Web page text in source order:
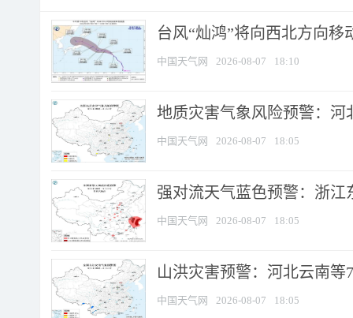
台风“灿鸿”将向西北方向移
中国天气网 2026-08-07 18:10
地质灾害气象风险预警：河
中国天气网 2026-08-07 18:05
强对流天气蓝色预警：浙江
中国天气网 2026-08-07 18:05
山洪灾害预警：河北云南
中国天气网 2026-08-07 18:05